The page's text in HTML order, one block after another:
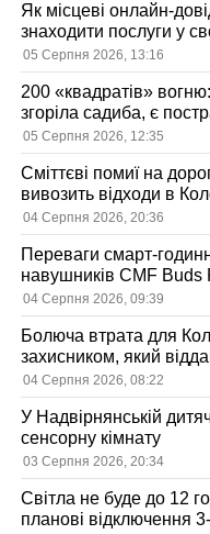
Як місцеві онлайн-
знаходити послуги у
05 Серпня 2026, 13:16
200 «квадратів»
згоріла садиба, є
05 Серпня 2026, 12:35
Сміттєві помиї на
вивозить відходи в
04 Серпня 2026, 20:36
Переваги смарт-
навушників CMF Buds
користувачів
04 Серпня 2026, 09:39
Болюча втрата для
захисником, який
04 Серпня 2026, 08:22
У Надвірнянській
сенсорну кімнату
03 Серпня 2026, 20:34
Світла не буде до 12
планові відключення